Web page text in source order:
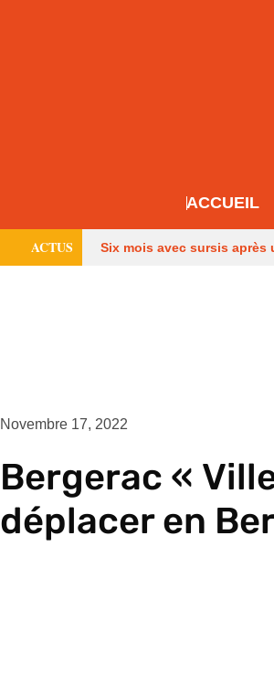
ACCUEIL
ACTUS Six mois avec sursis après
Novembre 17, 2022
Bergerac «
déplacer en